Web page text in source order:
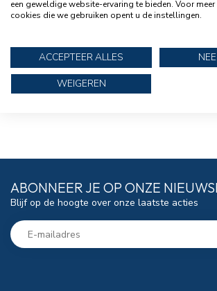
€10,95
ABONNEER JE OP ONZE
Blijf op de hoogte over onze laatste acties
een geweldige website-ervaring te bieden. Voor
cookies die we gebruiken opent u de instellingen.
ACCEPTEER ALLES
WEIGEREN